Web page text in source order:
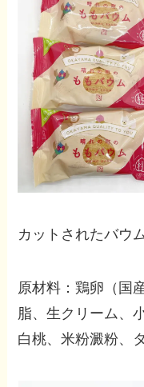
カットされたバウ
原材料：鶏卵（国
脂、生クリーム、
白桃、米粉澱粉、